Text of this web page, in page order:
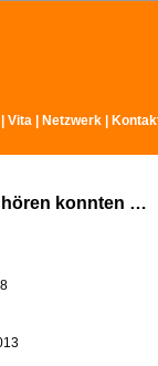
Vita Netzwerk
hören konnten …